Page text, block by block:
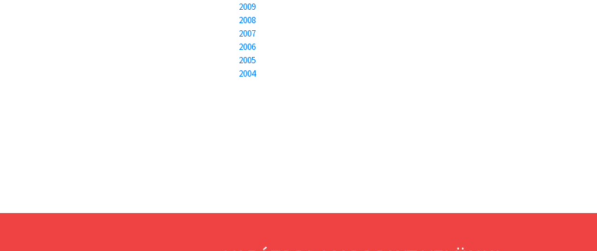
2009
2008
2007
2006
2005
2004